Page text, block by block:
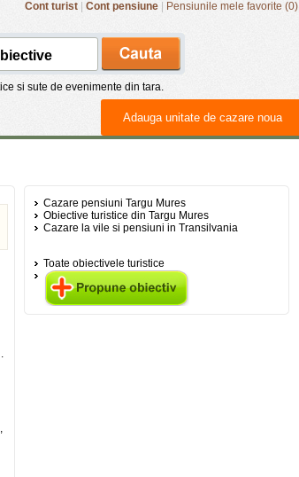
Cont turist Cont pensiune Pensiunile mele favorite (0)
si sute de evenimente din tara.
Adauga unitate de cazare noua
Cazare pensiuni Targu Mures
Obiective turistice din Targu Mures
Cazare la vile si pensiuni in Transilvania
Toate obiectivele turistice